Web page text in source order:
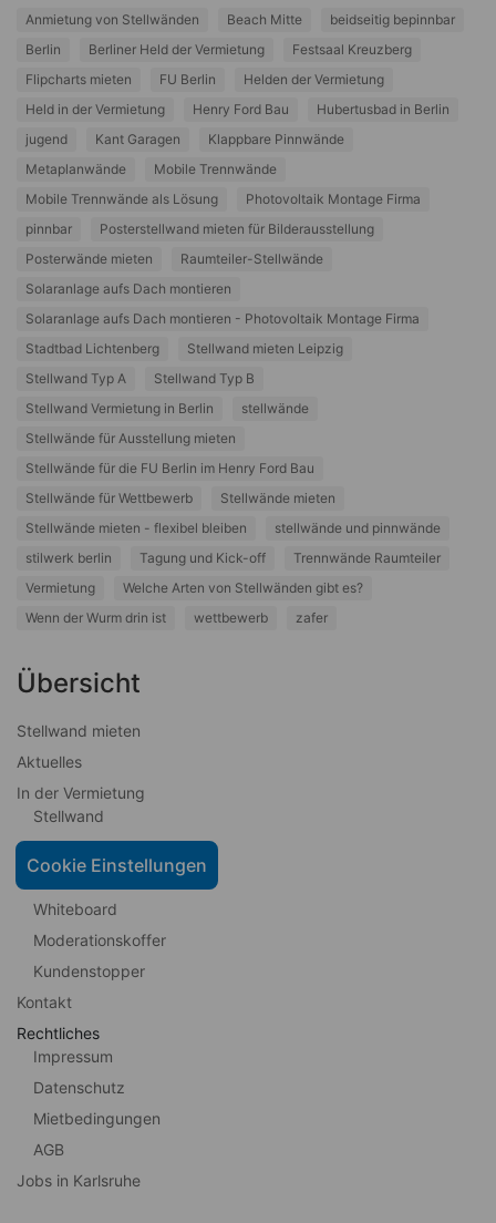
Cookie Einstellungen
Anmietung von Stellwänden Beach Mitte
beidseitig bepinnbar
Berlin
Berliner Held der Vermietung
Festsaal Kreuzberg
Flipcharts mieten
FU Berlin
Helden der Vermietung
Held in der Vermietung
Henry Ford Bau
Hubertusbad in Berlin
jugend
Kant Garagen
Klappbare Pinnwände
Metaplanwände
Mobile Trennwände
Mobile Trennwände als Lösung
Photovoltaik Montage Firma
pinnbar
Posterstellwand mieten für Bilderausstellung
Posterwände mieten
Raumteiler-Stellwände
Solaranlage aufs Dach montieren
Solaranlage aufs Dach montieren - Photovoltaik Montage Firma
Stadtbad Lichtenberg
Stellwand mieten Leipzig
Stellwand Typ A
Stellwand Typ B
Stellwand Vermietung in Berlin
stellwände
Stellwände für Ausstellung mieten
Stellwände für die FU Berlin im Henry Ford Bau
Stellwände für Wettbewerb
Stellwände mieten
Stellwände mieten - flexibel bleiben
stellwände und pinnwände
stilwerk berlin
Tagung und Kick-off
Trennwände Raumteiler
Vermietung
Welche Arten von Stellwänden gibt es?
Wenn der Wurm drin ist
wettbewerb zafer
Übersicht
Stellwand mieten
Aktuelles
In der Vermietung
Stellwand
Pinnwand
Flipchart
Whiteboard
Moderationskoffer
Kundenstopper
Kontakt
Rechtliches
Impressum
Datenschutz
Mietbedingungen
AGB
Jobs in Karlsruhe